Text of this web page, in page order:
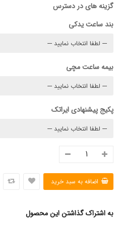
گزینه های در دسترس
بند ساعت یدکی
بیمه ساعت مچی
پکیج پیشنهادی ایراتک
به اشتراک گذاشتن این محصول